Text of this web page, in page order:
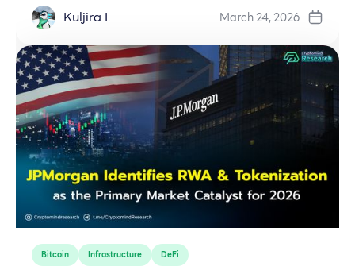
Kuljira I. March 24, 2026
Bitcoin Infrastructure DeFi